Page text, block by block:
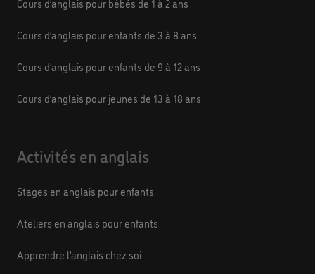
Cours d’anglais pour bébés de 1 à 2 ans
Cours d’anglais pour enfants de 3 à 8 ans
Cours d’anglais pour enfants de 9 à 12 ans
Cours d’anglais pour jeunes de 13 à 18 ans
Activités en anglais
Stages en anglais pour enfants
Ateliers en anglais pour enfants
Apprendre l’anglais chez soi